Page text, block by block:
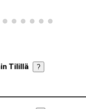
and videos
product image 1
View product image 2
View product image 3
View product image 4
View product image 5
View product image 6
View product image 7
Tilillä ?